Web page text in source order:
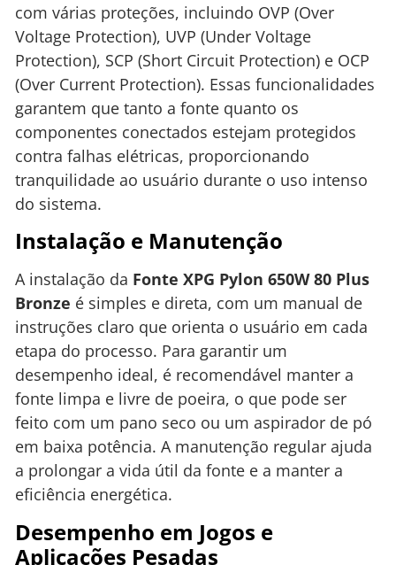
com várias proteções, incluindo OVP (Over
Voltage Protection), UVP (Under Voltage
Protection), SCP (Short Circuit Protection) e OCP
(Over Current Protection). Essas funcionalidades
garantem que tanto a fonte quanto os
componentes conectados estejam protegidos
contra falhas elétricas, proporcionando
tranquilidade ao usuário durante o uso intenso
do sistema.
Instalação e Manutenção
A instalação da Fonte XPG Pylon 650W 80 Plus
Bronze é simples e direta, com um manual de
instruções claro que orienta o usuário em cada
etapa do processo. Para garantir um
desempenho ideal, é recomendável manter a
fonte limpa e livre de poeira, o que pode ser
feito com um pano seco ou um aspirador de pó
em baixa potência. A manutenção regular ajuda
a prolongar a vida útil da fonte e a manter a
eficiência energética.
Desempenho em Jogos e
Aplicações Pesadas